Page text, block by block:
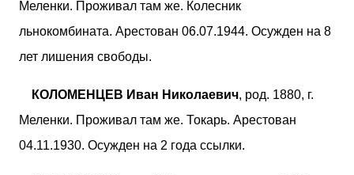
Меленки. Проживал там же. Колесник
льнокомбината. Арестован 06.07.1944. Осужден на 8
лет лишения свободы.
КОЛОМЕНЦЕВ Иван Николаевич, род. 1880, г.
Меленки. Проживал там же. Токарь. Арестован
04.11.1930. Осужден на 2 года ссылки.